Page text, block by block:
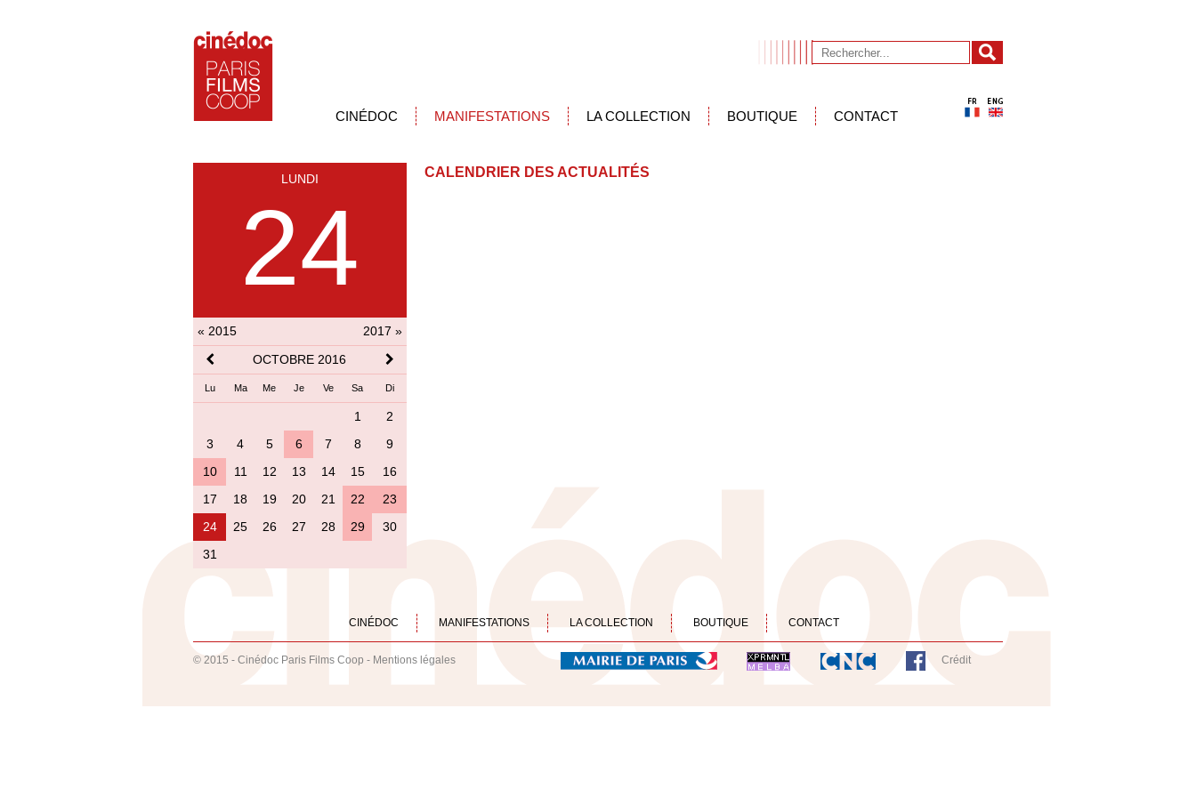
CINÉDOC MANIFESTATIONS LA COLLECTION BOUTIQUE CONTACT
LUNDI
24
« 2015
2017 »
OCTOBRE 2016
Lu Ma Me Je Ve Sa Di
1
2
3
4 5 6 7 8
9
10
11 12 13 14 15
16
17
18 19 20 21 22
23
24
25 26 27 28 29
30
31
CALENDRIER DES ACTUALITÉS
CINÉDOC MANIFESTATIONS LA COLLECTION BOUTIQUE CONTACT
© 2015 - Cinédoc Paris Films Coop - Mentions légales Crédit